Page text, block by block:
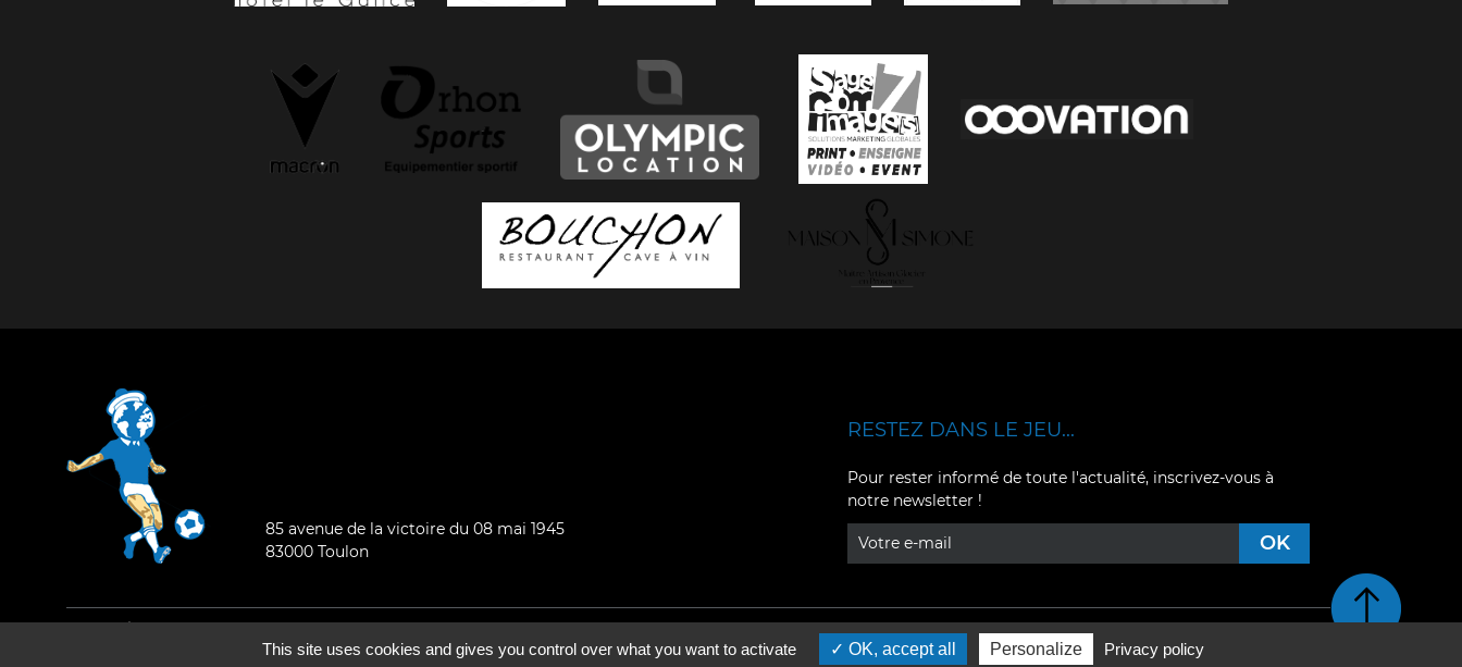
85 avenue de la victoire du 08 mai 1945
83000 Toulon
YouTube
RESTEZ DANS LE JEU...
Pour rester informé de toute l'actualité, inscrivez-vous à
notre newsletter !
Mentions légales-Qui sommes-nous ?
©2026 - Tous droits réservés - Conception :epartenair e
Retour en haut de page
This site uses cookies and gives you control over what you want to activate OK, accept all Personalize Privacy policy